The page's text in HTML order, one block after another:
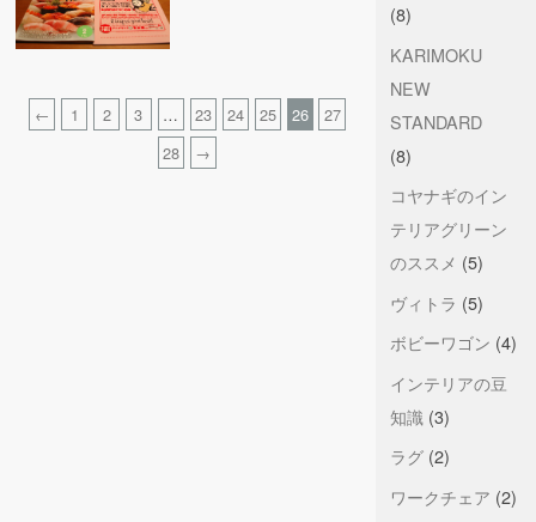
← 1 2 3 … 23 24 25 26
27
28
→
(8)
KARIMOKU
NEW
STANDARD
(8)
コヤナギのイン
テリアグリーン
のススメ (5)
ヴィトラ (5)
ボビーワゴン (4)
インテリアの豆
知識 (3)
ラグ(2)
ワークチェア (2)